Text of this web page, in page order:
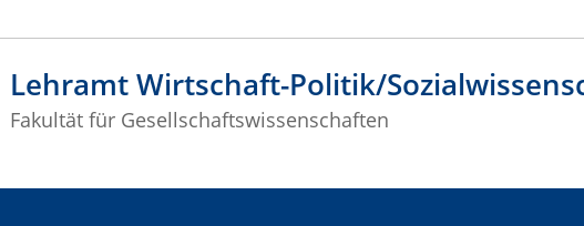
Lehramt Wirtschaft-Politik/
Fakultät für Gesellschaftswissenschaften